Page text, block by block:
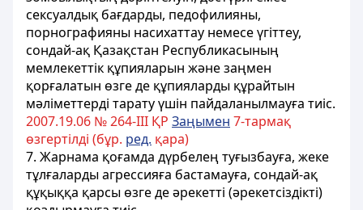
сексуалдық бағдарды, педофилияны,
порнографияны насихаттау немесе үгiттеу,
сондай-ақ Қазақстан Республикасының
мемлекеттiк құпияларын және заңмен
қорғалатын өзге де құпияларды құрайтын
мәлiметтердi тарату үшiн пайдаланылмауға тиiс.
2007.19.06 № 264-III ҚР Заңымен 7-тармақ
өзгертілді (бұр. ред. қара)
7. Жарнама қоғамда дүрбелең туғызбауға, жеке
тұлғалардыагрессияға бастамауға, сондай-ақ
құқыққа қарсы өзге де әрекеттi (әрекетсiздiктi)